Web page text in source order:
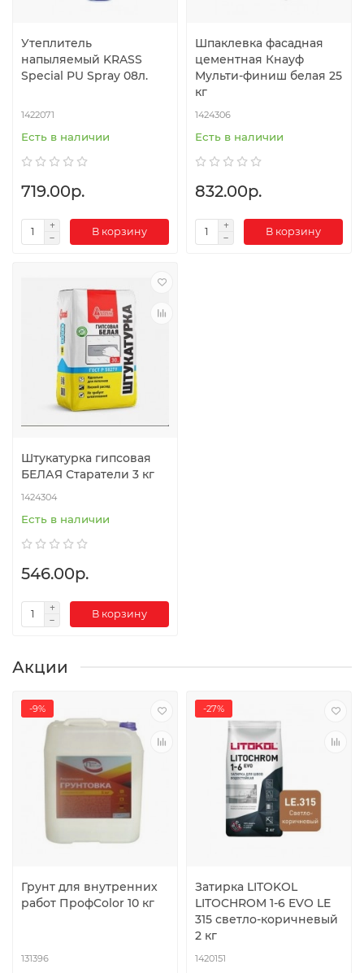
Утеплитель
напыляемый KRASS
Special PU Spray 08л.
1422071
Есть в наличии
719.00р.
В корзину
Шпаклевка фасадная
цементная Кнауф
Мульти-финиш белая 25
кг
1424306
Есть в наличии
832.00р.
В корзину
Штукатурка гипсовая
БЕЛАЯ Старатели 3 кг
1424304
Есть в наличии
546.00р.
В корзину
Акции
-9%
Грунт для внутренних
работ ПрофColor 10 кг
131396
-27%
Затирка LITOKOL
LITOCHROM 1-6 EVO LE
315 светло-коричневый
2 кг
1420151